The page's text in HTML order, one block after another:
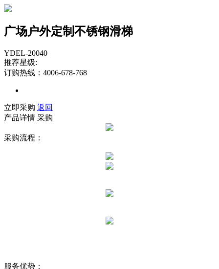
广场户外定制不锈钢滑梯
YDEL-20040
推荐星级:
订购热线：4006-678-768
立即采购 返回
产品详情 采购
采购流程：
服务优势：